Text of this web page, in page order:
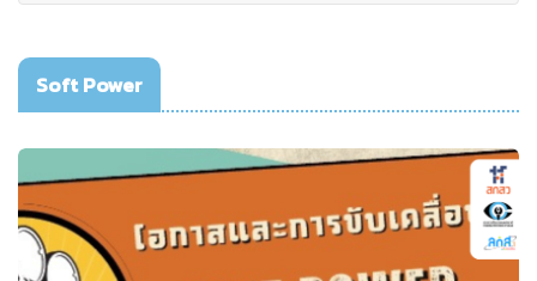
Soft Power